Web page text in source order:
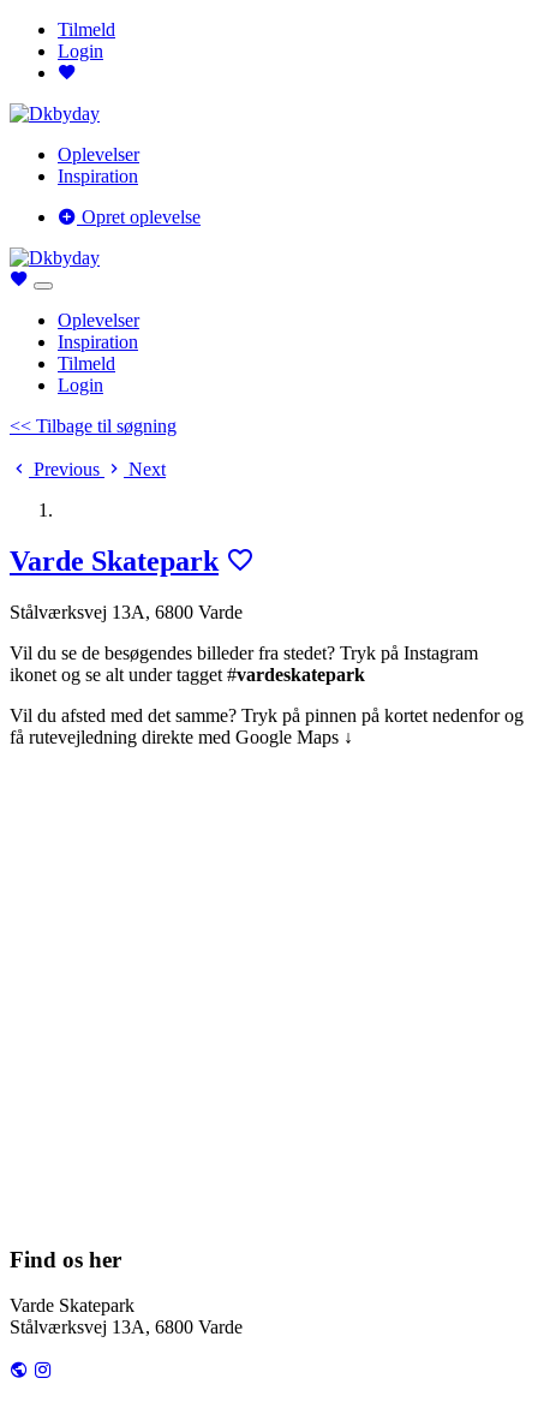
Tilmeld
Login
Oplevelser
Inspiration
Opret oplevelse
Oplevelser
Inspiration
Tilmeld
Login
<< Tilbage til søgning
Previous Next
Varde Skatepark
Stålværksvej 13A, 6800 Varde
Vil du se de besøgendes billeder fra stedet? Tryk på Instagram
ikonet og se alt under tagget #vardeskatepark
Vil du afsted med det samme? Tryk på pinnen på kortet nedenfor og
få rutevejledning direkte med Google Maps ↓
Find os her
Varde Skatepark
Stålværksvej 13A, 6800 Varde